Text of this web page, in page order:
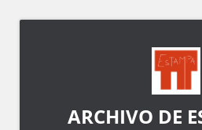
ARCHIVO DE